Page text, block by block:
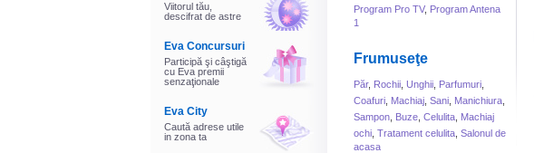
Viitorul tău,
descifrat de astre
Eva Concursuri
Participă şi câştigă
cu Eva premii
senzaţionale
Eva City
Caută adrese utile
in zona ta
Program Pro TV, Program Antena
1
Frumuseţe
Păr, Rochii Unghii Parfumuri
Coafuri Machiaj Sani Manichiura
Sampon Buze Celulita Machiaj
ochi Tratament celulita Salonul de
acasa